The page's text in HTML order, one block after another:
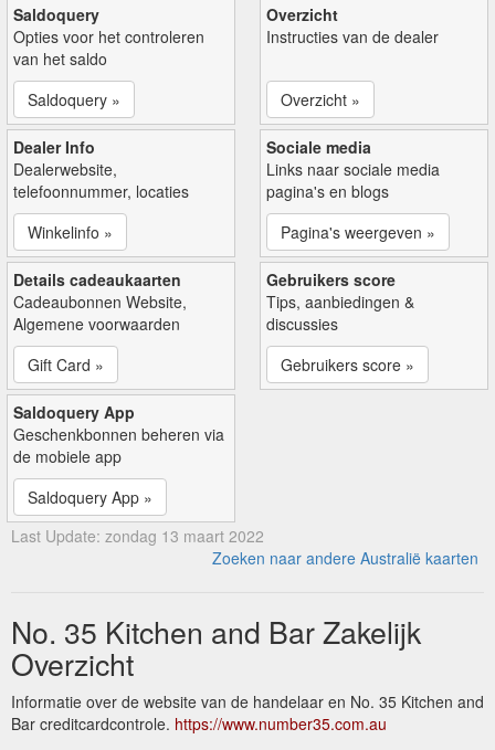
Saldoquery
Opties voor het controleren
van het saldo
Saldoquery »
Overzicht
Instructies van de dealer
Overzicht »
Dealer Info
Dealerwebsite,
telefoonnummer, locaties
Winkelinfo »
Sociale media
Links naar sociale media
pagina's en blogs
Pagina's weergeven »
Details cadeaukaarten
Cadeaubonnen Website,
Algemene voorwaarden
Gift Card »
Gebruikers score
Tips, aanbiedingen &
discussies
Gebruikers score »
Saldoquery App
Geschenkbonnen beheren via
de mobiele app
Saldoquery App »
Last Update: zondag 13 maart 2022
Zoeken naar andere Australië kaarten
No. 35 Kitchen and Bar Zakelijk
Overzicht
Informatie over de website van de handelaar en No. 35 Kitchen and
Bar creditcardcontrole. https://www.number35.com.au